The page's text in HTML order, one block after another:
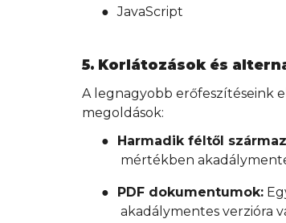
● JavaScript
5. Korlátozások és
A legnagyobb erőfeszítéseink
megoldások:
●
Harmadik féltől
mértékben
● PDF dokumentumok:
akadálymentes verzióra